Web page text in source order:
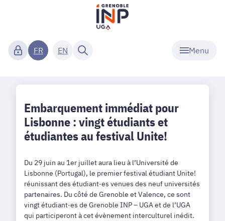
Menu
FR EN
Embarquement immédiat pour
Lisbonne : vingt étudiants et
étudiantes au festival Unite!
Du 29 juin au 1er juillet aura lieu à l’Université de
Lisbonne (Portugal), le premier festival étudiant Unite!
réunissant des étudiant·es venues des neuf universités
partenaires. Du côté de Grenoble et Valence, ce sont
vingt étudiant·es de Grenoble INP – UGA et de l’UGA
qui participeront à cet évènement interculturel inédit.